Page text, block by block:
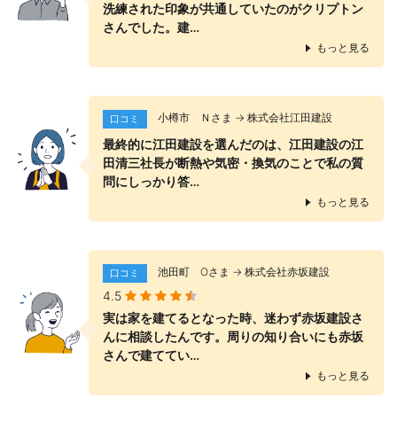
洗練された印象が共通していたのがクリプトン
さんでした。建…
もっと見る
口コミ 小樽市 Ｎさま → 株式会社江田建設
最終的に江田建設を選んだのは、江田建設の江
田清三社長が断熱や気密・換気のことで私の質
問にしっかり答…
もっと見る
口コミ 池田町 Оさま → 株式会社赤坂建設
4.5
実は家を建てるとなった時、迷わず赤坂建設さ
んに相談したんです。周りの知り合いにも赤坂
さんで建ててい…
もっと見る